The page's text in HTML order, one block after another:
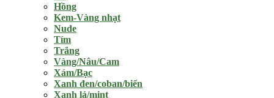
Hồng
Kem-Vàng nhạt
Nude
Tím
Trắng
Vàng/Nâu/Cam
Xám/Bạc
Xanh đen/coban/biển
Xanh lá/mint